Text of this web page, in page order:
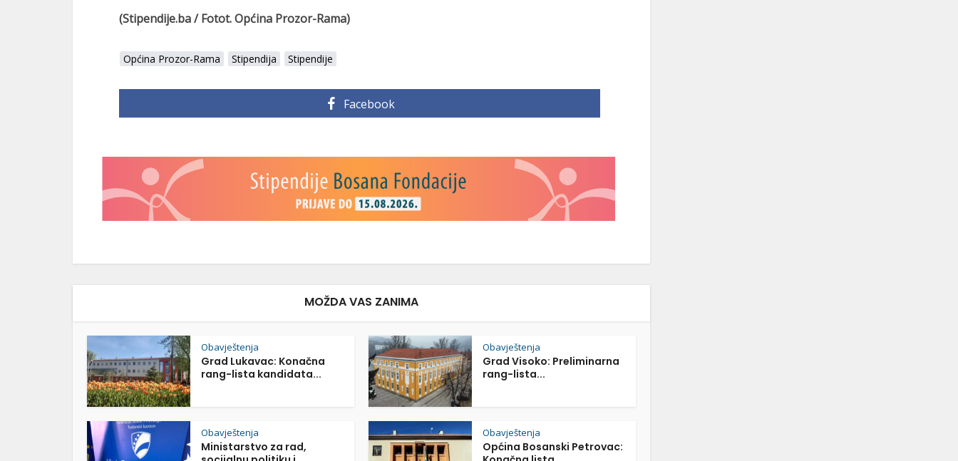
(Stipendije.ba / Fotot. Općina Prozor-Rama)
Općina Prozor-Rama Stipendija Stipendije
Facebook
MOŽDA VAS ZANIMA
Obavještenja
Grad Lukavac: Konačna
rang-lista kandidata...
Obavještenja
Grad Visoko: Preliminarna
rang-lista...
Obavještenja
Ministarstvo za rad,
Obavještenja
Općina Bosanski Petrovac: